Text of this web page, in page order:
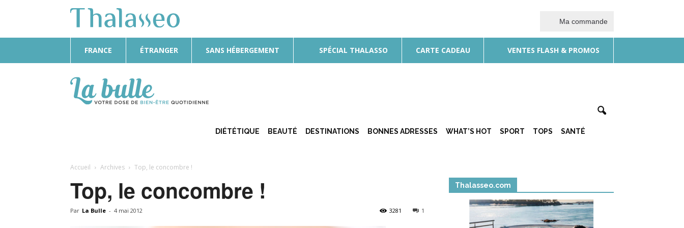
Ma commande
FRANCE ÉTRANGER SANS HÉBERGEMENT SPÉCIAL THALASSO CARTE CADEAU VENTES FLASH & PROMOS
Bulle
DIÉTÉTIQUE BEAUTÉ DESTINATIONS BONNES ADRESSES WHAT’S HOT SPORT TOPS SANTÉ
Accueil Archives Top, le concombre !
Top, le concombre !
Par La Bulle - 4 mai 2012 1
3281
Thalasseo.com